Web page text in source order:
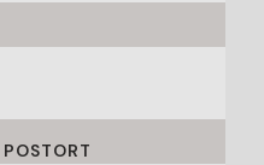
POSTORT